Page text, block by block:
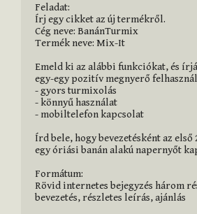
Feladat:
Írj egy cikket az új termékről.
Cég neve: BanánTurmix
Termék neve: Mix-It
Emeld ki az alábbi funkciókat, és
egy-egy pozitív megnyerő
- gyors turmixolás
- könnyű használat
- mobiltelefon kapcsolat
Írd bele, hogy bevezetésként az első
egy óriási banán alakú napernyőt
Formátum:
Rövid internetes bejegyzés három
bevezetés, részletes leírás, ajánlás